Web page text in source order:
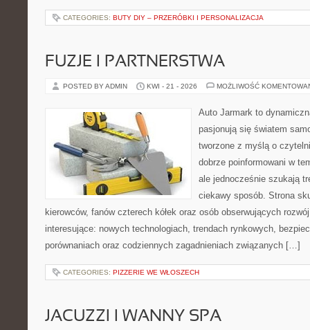
CATEGORIES: BUTY DIY – PRZERÓBKI I PERSONALIZACJA
FUZJE I PARTNERSTWA
POSTED BY ADMIN KWI - 21 - 2026 MOŻLIWOŚĆ
Auto Jarmark to
pasjonują się światem
tworzone z myślą o
dobrze poinformowani w
ale jednocześnie szukają
ciekawy sposób. Strona
kierowców, fanów czterech kółek oraz osób obserwujących
interesujące: nowych technologiach, trendach rynkowych,
porównaniach oraz codziennych zagadnieniach związanych […]
CATEGORIES: PIZZERIE WE WŁOSZECH
JACUZZI I WANNY SPA